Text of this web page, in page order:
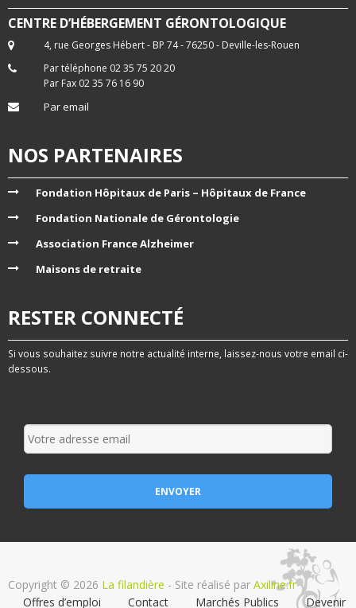
CENTRE D’HÉBERGEMENT GÉRONTOLOGIQUE
4, rue Georges Hébert - BP 74 - 76250 - Deville-les-Rouen
Par téléphone 02 35 75 20 20
Par Fax 02 35 76 16 90
Par email
NOS PARTENAIRES
Fondation Hôpitaux de Paris – Hôpitaux de France
Fondation Nationale de Gérontologie
Association France Alzheimer
Maisons de retraite
RESTER CONNECTÉ
Si vous souhaitez suivre notre actualité interne, laissez-nous votre email ci-
dessous.
Copyright © 2026 La filandière - Site réalisé par Axiline.fr
Offres d’emploi
Contact Marchés Publics Devenir